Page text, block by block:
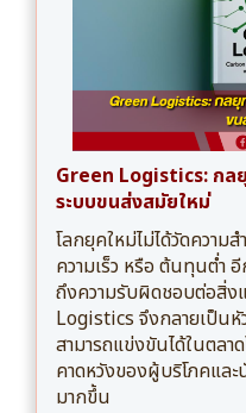
Green Logistics: กล
ระบบขนส่งสมัยใหม่
โลกยุคใหม่ไม่ได้วัดความ
ความเร็ว หรือ ต้นทุนต่ำ
ถึงความรับผิดชอบต่อสิ่ง
Logistics จึงกลายเป็น
สามารถแข่งขันได้ในตล
คาดหวังของผู้บริโภคแล
มากขึ้น